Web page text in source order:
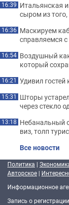
16:39 Итальянская
сыром из
16:36 Маскируем
справляемся
16:54 Воздушный
который
16:21 Удивил гостей
15:31 Шторы
через стекло
13:18 Небанальный
виз, толп
Все новости
Политика |
Авторское |
Информационное
Запись о